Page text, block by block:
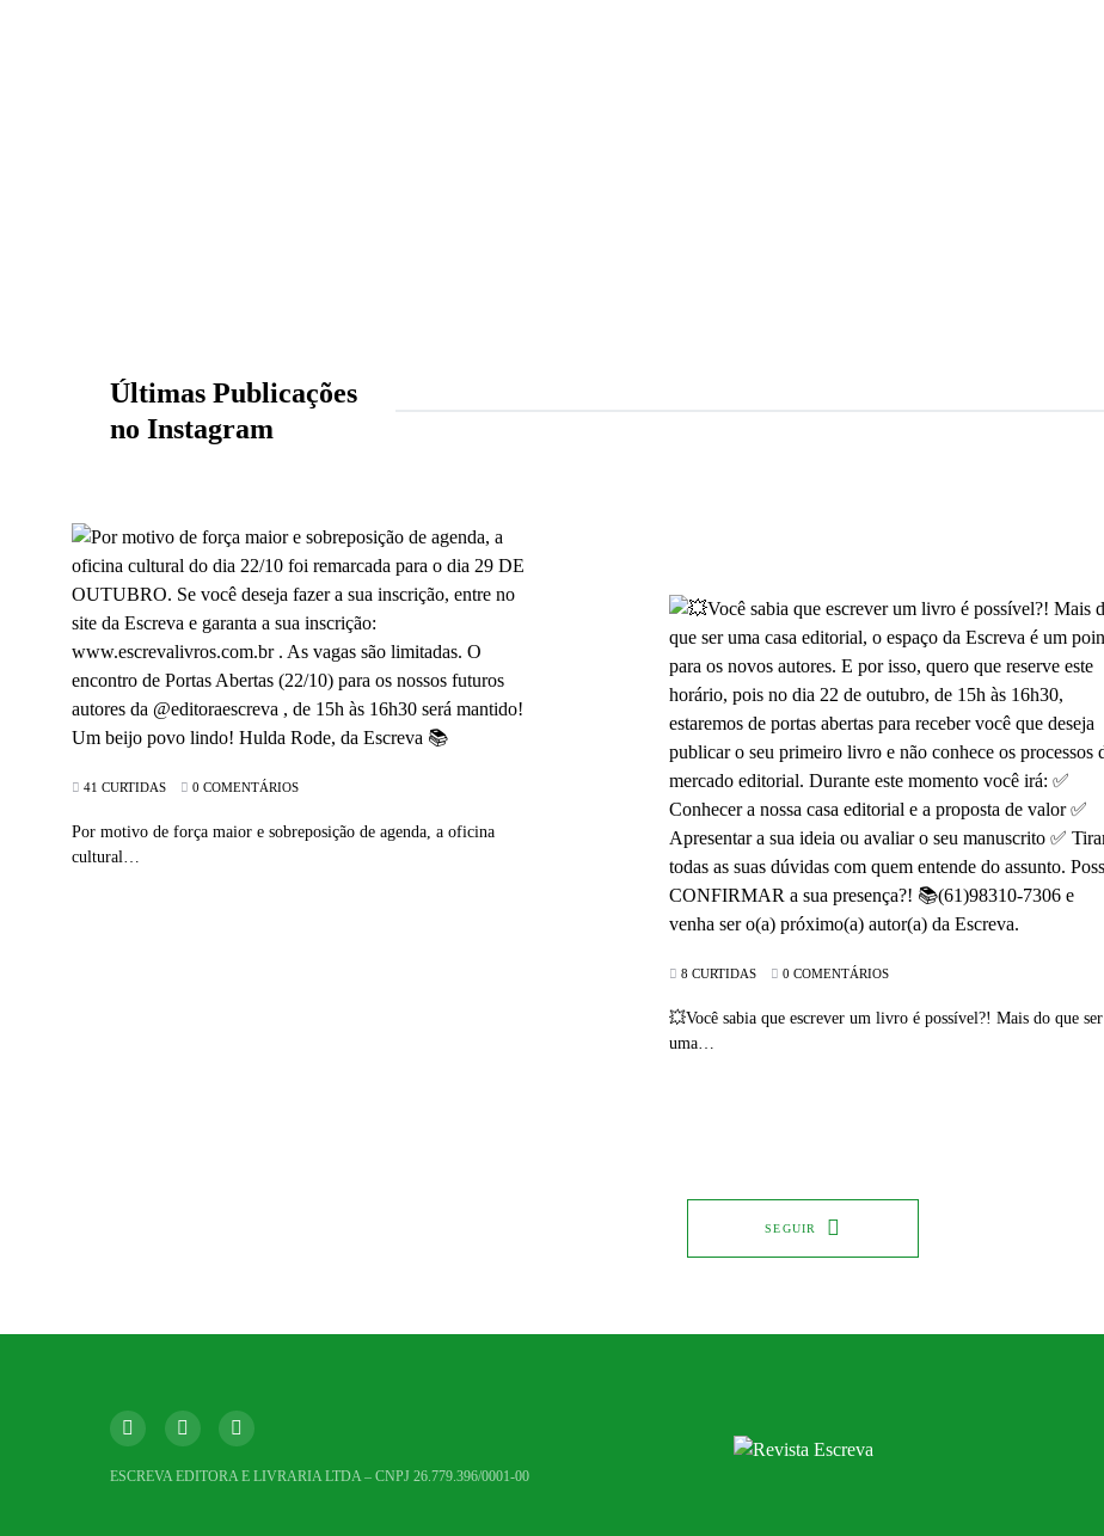
Últimas Publicações
no Instagram
41 CURTIDAS 0 COMENTÁRIOS
Por motivo de força maior e sobreposição de agenda, a oficina
cultural…
8 CURTIDAS 0 COMENTÁRIOS
💥Você sabia que escrever um livro é possível?! Mais do que ser
uma…
SEGUIR
ESCREVA EDITORA E LIVRARIA LTDA – CNPJ 26.779.396/0001-00